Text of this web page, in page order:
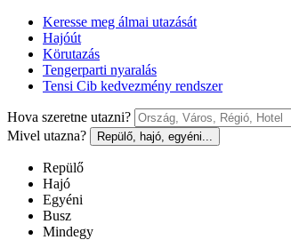
Keresse meg álmai utazását
Hajóút
Körutazás
Tengerparti nyaralás
Tensi Cib kedvezmény rendszer
Hova szeretne utazni?
Mivel utazna?
Repülő, hajó, egyéni...
Repülő
Hajó
Egyéni
Busz
Mindegy